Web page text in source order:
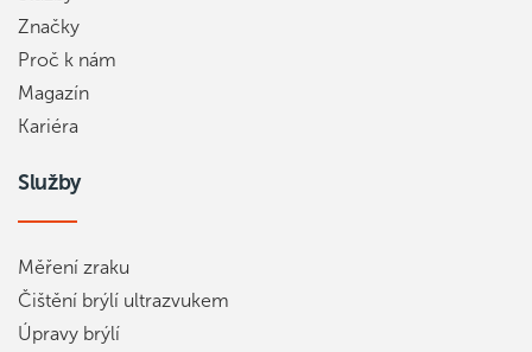
Značky
Proč k nám
Magazín
Kariéra
Služby
Měření zraku
Čištění brýlí ultrazvukem
Úpravy brýlí